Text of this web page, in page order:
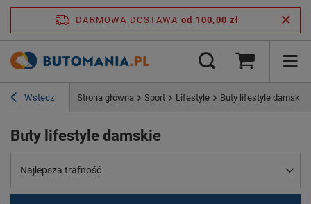
DARMOWA DOSTAWA od 100,00 zł
Wstecz Strona główna Sport Lifestyle Buty lifestyle damskie
Buty lifestyle damskie
Najlepsza trafność